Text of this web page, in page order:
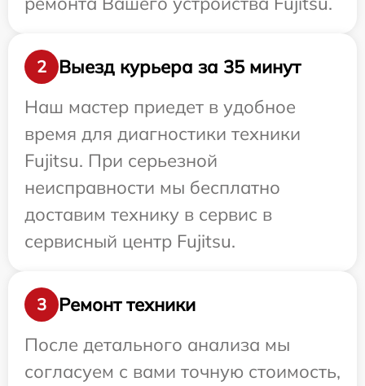
2
Выезд курьера за 35 минут
Наш мастер приедет в удобное
время для диагностики техники
Fujitsu. При серьезной
неисправности мы бесплатно
доставим технику в сервис в
сервисный центр Fujitsu.
3
Ремонт техники
После детального анализа мы
согласуем с вами точную стоимость,